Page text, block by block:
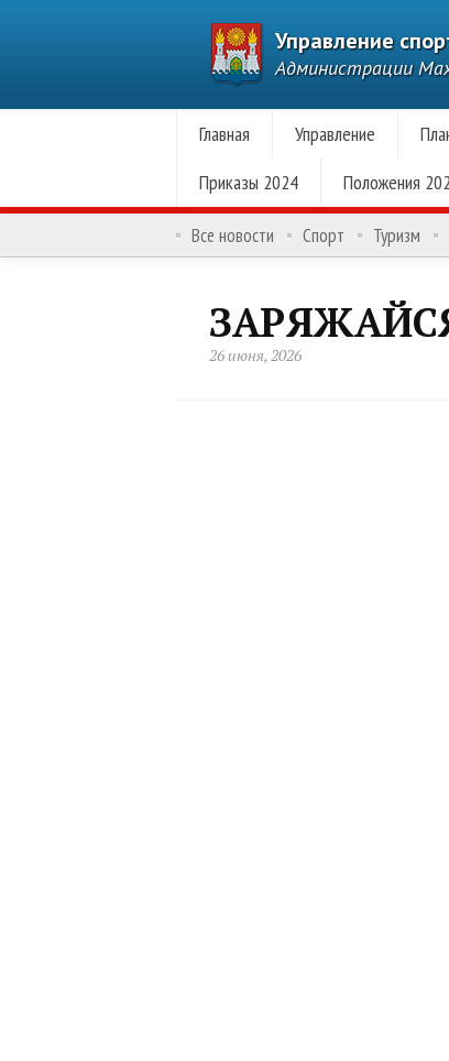
Управление
Администрации
Главная Управление
Приказы 2024
Положения
Все новости Спорт Туризм
26 июня, 2026